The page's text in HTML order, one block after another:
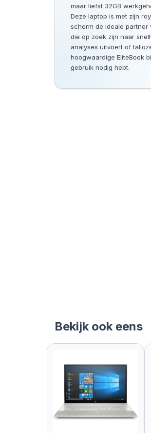
maar liefst 32GB
Deze laptop is met zijn
scherm de ideale partner
die op zoek zijn naar
analyses uitvoert of
hoogwaardige EliteBook
gebruik nodig hebt.
Bekijk ook eens